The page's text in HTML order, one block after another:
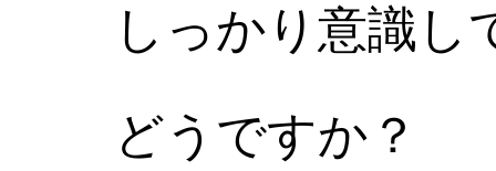
しっかり意識し
どうですか？